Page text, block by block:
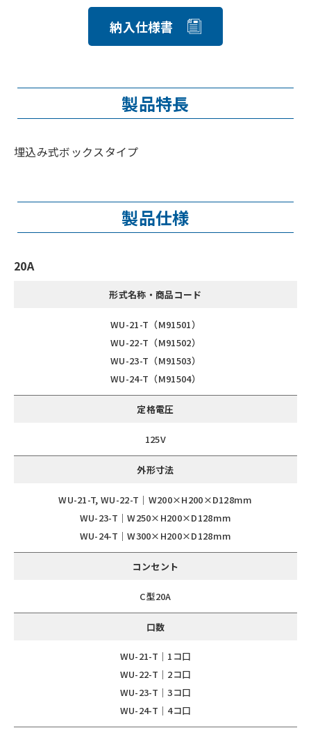
納入仕様書
製品特長
埋込み式ボックスタイプ
製品仕様
20A
形式名称・商品コード
WU-21-T（M91501）
WU-22-T（M91502）
WU-23-T（M91503）
WU-24-T（M91504）
定格電圧
125V
外形寸法
WU-21-T, WU-22-T｜W200×H200×D128mm
WU-23-T｜W250×H200×D128mm
WU-24-T｜W300×H200×D128mm
コンセント
C型20A
口数
WU-21-T｜1コ口
WU-22-T｜2コ口
WU-23-T｜3コ口
WU-24-T｜4コ口